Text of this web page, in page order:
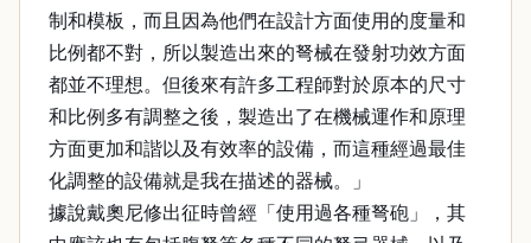
制和模板，而且因為他們在設計方面使用的度量和
比例都不對，所以製造出來的弩械在發射功效方面
都並不理想。但後來有許多工程師對於原本的尺寸
和比例多有調整之後，製造出了在機械運作和原理
方面更加和諧以及有效率的設備，而這種經過最佳
化調整的設備就是我在描述的器械。」
據說戴奧尼修出征時曾經「使用過各種弩砲」，其